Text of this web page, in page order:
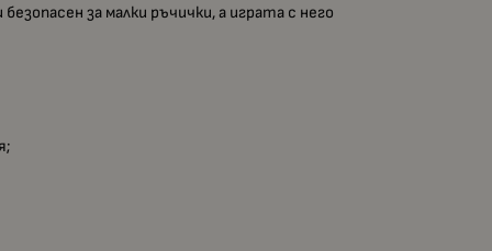
за малки ръчички, а играта с него